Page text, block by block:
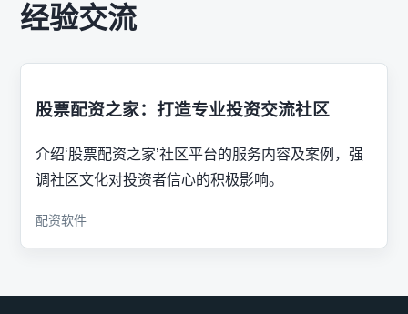
经验交流
股票配资之家：打造专业投资交流社区
介绍‘股票配资之家’社区平台的服务内容及案例，强
调社区文化对投资者信心的积极影响。
配资软件